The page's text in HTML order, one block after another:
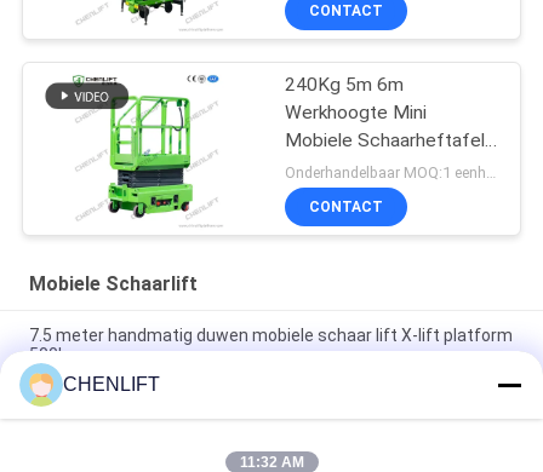
CONTACT
240Kg 5m 6m
Werkhoogte Mini
Mobiele Schaarheftafel
Met UitbreidingsplatformOnderhandelbaar MOQ:1 eenheid
CONTACT
Mobiele Schaarlift
7.5 meter handmatig duwen mobiele schaar lift X-lift platform
500kg
14M Kleine Elektrische Schaarhoogwerker Met Gemotoriseerd
Apparaat Laadvermogen Van 450Kg
CHENLIFT
11:32 AM